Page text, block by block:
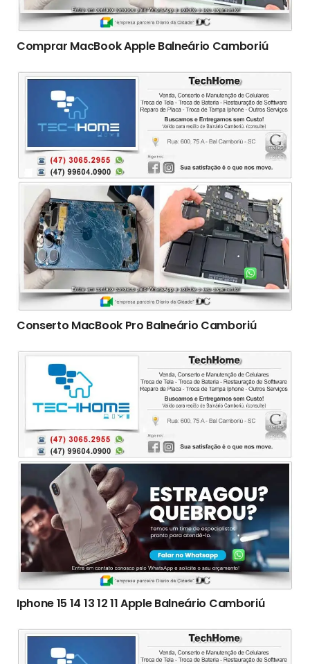
Comprar MacBook Apple Balneário Camboriú
Conserto ‎MacBook Pro Balneário Camboriú
Iphone 15 14 13 12 11 Apple Balneário Camboriú